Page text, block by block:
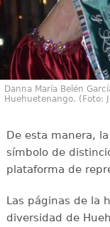
Danna María Belén
Huehuetenango. (Foto:
De esta manera,
símbolo de
plataforma de
Las páginas de la
diversidad de